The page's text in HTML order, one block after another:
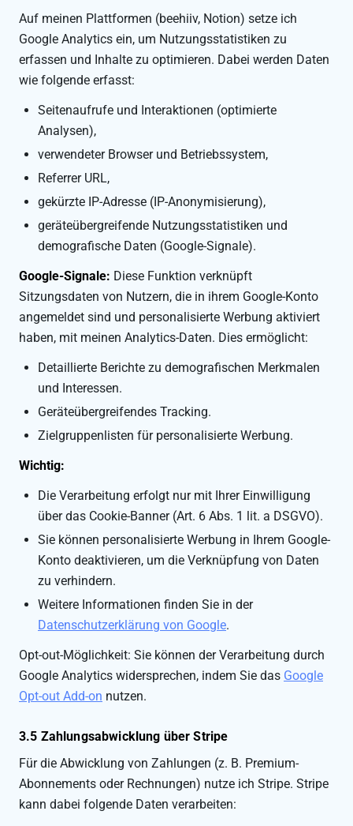
Auf meinen Plattformen (beehiiv, Notion) setze ich
Google Analytics ein, um Nutzungsstatistiken zu
erfassen und Inhalte zu optimieren. Dabei werden Daten
wie folgende erfasst:
Seitenaufrufe und Interaktionen (optimierte
Analysen),
verwendeter Browser und Betriebssystem,
Referrer URL,
gekürzte IP-Adresse (IP-Anonymisierung),
geräteübergreifende Nutzungsstatistiken und
demografische Daten (Google-Signale).
Google-Signale: Diese Funktion verknüpft
Sitzungsdaten von Nutzern, die in ihrem Google-Konto
angemeldet sind und personalisierte Werbung aktiviert
haben, mit meinen Analytics-Daten. Dies ermöglicht:
Detaillierte Berichte zu demografischen Merkmalen
und Interessen.
Geräteübergreifendes Tracking.
Zielgruppenlisten für personalisierte Werbung.
Wichtig:
Die Verarbeitung erfolgt nur mit Ihrer Einwilligung
über das Cookie-Banner (Art. 6 Abs. 1 lit. a DSGVO).
Sie können personalisierte Werbung in Ihrem Google-
Konto deaktivieren, um die Verknüpfung von Daten
zu verhindern.
Weitere Informationen finden Sie in der
Datenschutzerklärung von Google.
Opt-out-Möglichkeit: Sie können der Verarbeitung durch
Google Analytics widersprechen, indem Sie das Google
Opt-out Add-on nutzen.
3.5 Zahlungsabwicklung über Stripe
Für die Abwicklung von Zahlungen (z. B. Premium-
Abonnements oder Rechnungen) nutze ich Stripe. Stripe
kann dabei folgende Daten verarbeiten: